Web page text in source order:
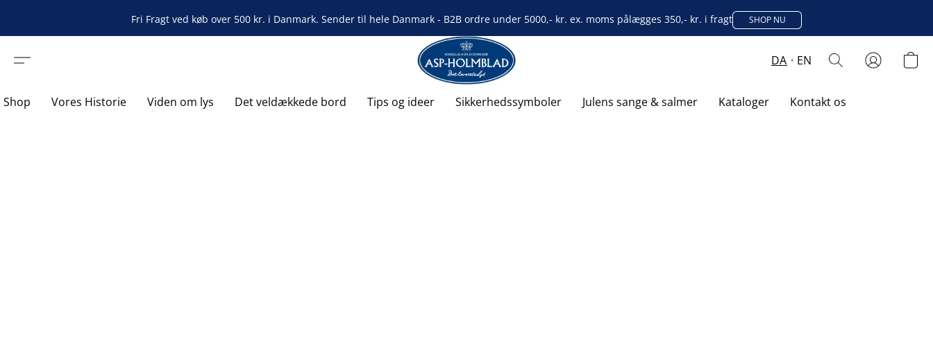
Fri Fragt ved køb over 500 kr. i Danmark. Sender til hele Danmark - B2B ordre under 5000,- kr. ex. moms pålægges 350,- kr. i fragt SHOP NU
DA EN
Shop Vores Historie Viden om lys Det veldækkede bord Tips og ideer Sikkerhedssymboler Julens sange & salmer Kataloger Kontakt os